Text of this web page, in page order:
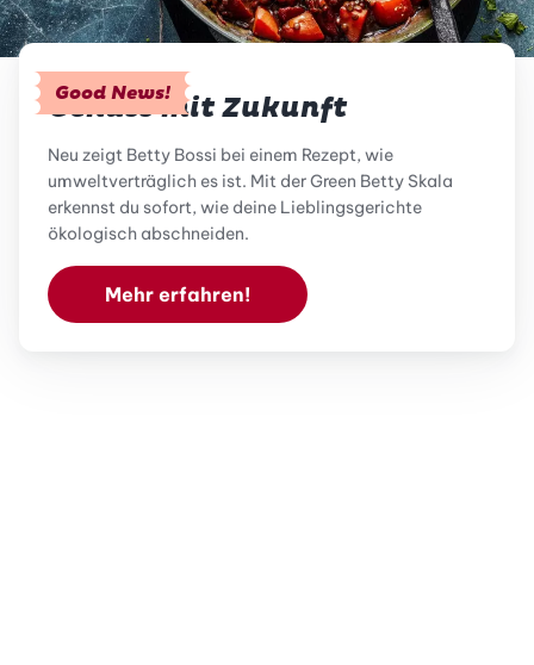
Good News!
Genuss mit Zukunft
Neu zeigt Betty Bossi bei einem Rezept, wie
umweltverträglich es ist. Mit der Green Betty Skala
erkennst du sofort, wie deine Lieblingsgerichte
ökologisch abschneiden.
Mehr erfahren!